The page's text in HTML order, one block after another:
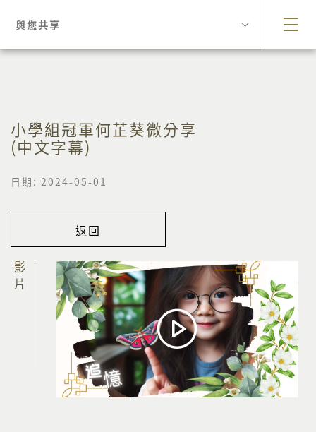
與您共享
小學組冠軍何芷葵微分享
(中文字幕)
日期: 2024-05-01
返回
影片